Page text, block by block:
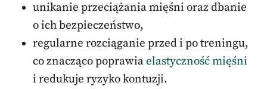
unikanie przeciążania mięśni oraz dbanie
o ich bezpieczeństwo,
regularne rozciąganie przed i po treningu,
co znacząco poprawiaelastyczność mięśni
i redukuje ryzyko kontuzji.